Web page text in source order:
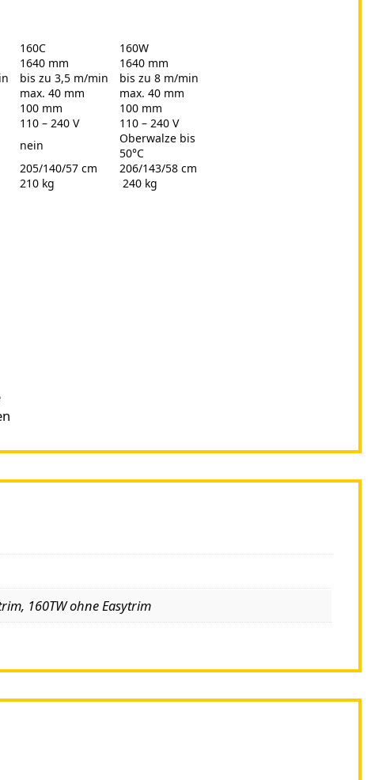
160C
160W
1640 mm
1640 mm
bis zu 3,5 m/min
bis zu 8 m/min
max. 40 mm
max. 40 mm
100 mm
100 mm
110 – 240 V
110 – 240 V
nein
Oberwalze bis
50°C
205/140/57 cm
206/143/58 cm
210 kg 240 kg
160TW ohne Easytrim